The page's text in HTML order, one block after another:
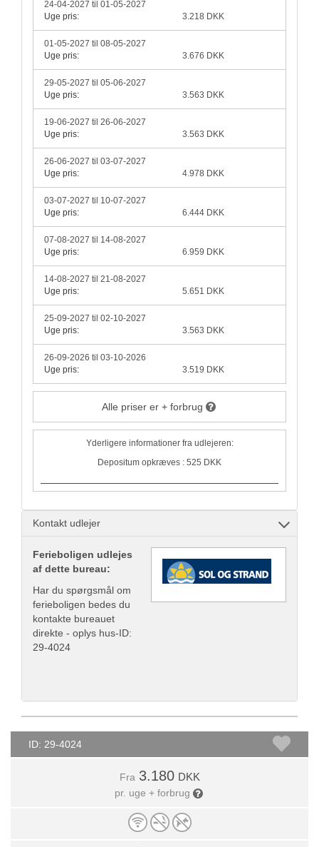
24-04-2027 til 01-05-2027
Uge pris:
3.218 DKK
01-05-2027 til 08-05-2027
Uge pris:
3.676 DKK
29-05-2027 til 05-06-2027
Uge pris:
3.563 DKK
19-06-2027 til 26-06-2027
Uge pris:
3.563 DKK
26-06-2027 til 03-07-2027
Uge pris:
4.978 DKK
03-07-2027 til 10-07-2027
Uge pris:
6.444 DKK
07-08-2027 til 14-08-2027
Uge pris:
6.959 DKK
14-08-2027 til 21-08-2027
Uge pris:
5.651 DKK
25-09-2027 til 02-10-2027
Uge pris:
3.563 DKK
26-09-2026 til 03-10-2026
Uge pris:
3.519 DKK
Alle priser er + forbrug
Yderligere informationer fra udlejeren:
Depositum opkræves : 525 DKK
Kontakt udlejer
Ferieboligen udlejes
af dette bureau:
Har du spørgsmål om
ferieboligen bedes du
kontakte bureauet
direkte - oplys hus-ID:
29-4024
ID: 29-4024
Fra 3.180 DKK
pr. uge + forbrug